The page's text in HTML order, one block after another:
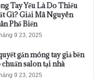
Tay Yếu Là Do Thiếu
Gì? Giải Mã Nguyên
Phổ Biến
9 23, 2025
gắn móng tay giả bền
chuẩn salon tại nhà
9 23, 2025